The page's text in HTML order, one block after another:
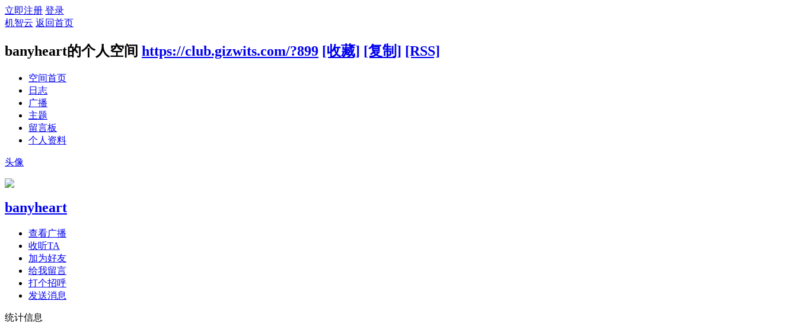
立即注册 登录
机智云 返回首页
banyheart的个人空间 https://club.gizwits.com/?899 [收藏] [复制] [RSS]
空间首页
日志
广播
主题
留言板
个人资料
头像
banyheart
查看广播
收听TA
加为好友
给我留言
打个招呼
发送消息
统计信息